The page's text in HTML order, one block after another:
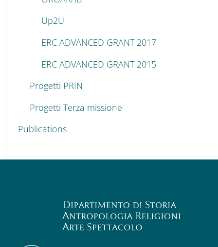
Up2U
ERC ADVANCED GRANT 2017
ERC ADVANCED GRANT 2015
Progetti PRIN
Progetti Terza missione
Publications